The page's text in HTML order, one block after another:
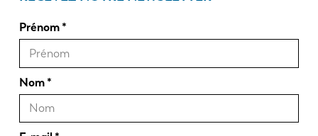
Prénom
Nom